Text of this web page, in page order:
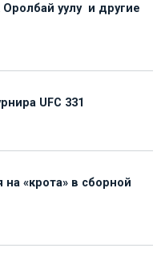
уулу и другие
UFC 331
«крота» в сборной